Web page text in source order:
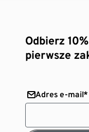
Odbierz
pierwsze
Adres e-mail*